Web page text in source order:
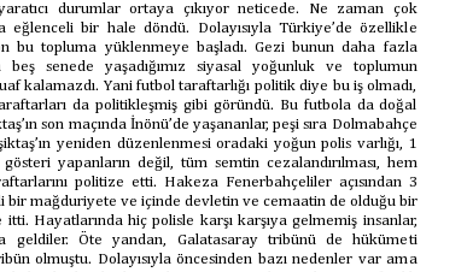
durumlar ortaya çıkıyor neticede. Ne zaman çok
eğlenceli bir hale döndü. Dolayısıyla Türkiye’de özellikle
bu topluma yüklenmeye başladı. Gezi bunun daha fazla
beş senede yaşadığımız siyasal yoğunluk ve toplumun
kalamazdı. Yani futbol taraftarlığı politik diye bu iş olmadı,
da politikleşmiş gibi göründü. Bu futbola da doğal
son maçında İnönü’de yaşananlar, peşi sıra Dolmabahçe
yeniden düzenlenmesi oradaki yoğun polis varlığı, 1
gösteri yapanların değil, tüm semtin cezalandırılması, hem
politize etti. Hakeza Fenerbahçeliler açısından 3
bir mağduriyete ve içinde devletin ve cemaatin de olduğu bir
Hayatlarında hiç polisle karşı karşıya gelmemiş insanlar,
geldiler. Öte yandan, Galatasaray tribünü de hükümeti
olmuştu. Dolayısıyla öncesinden bazı nedenler var ama